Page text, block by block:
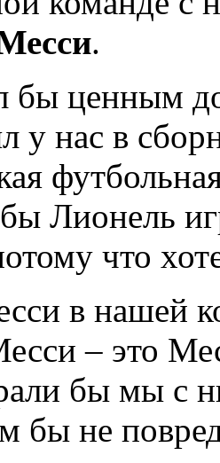
.
ценным
у нас в
Лионель
что
в нашей
– это
бы мы с
бы не